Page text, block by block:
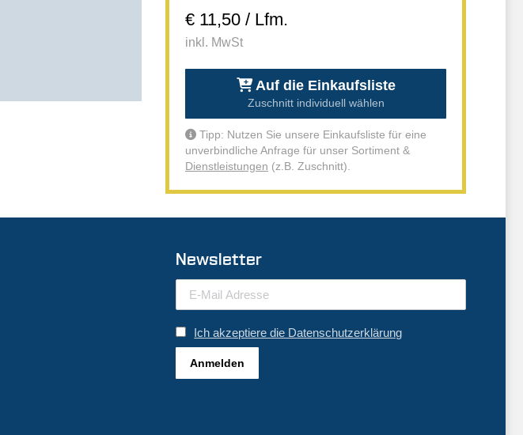
€ 11,50 / Lfm.
inkl. MwSt
Auf die Einkaufsliste
Zuschnitt individuell wählen
Tipp: Nutzen Sie unsere Einkaufsliste für eine
unverbindliche Anfrage für unser Sortiment &
Dienstleistungen (z.B. Zuschnitt).
Newsletter
Ich akzeptiere die Datenschutzerklärung